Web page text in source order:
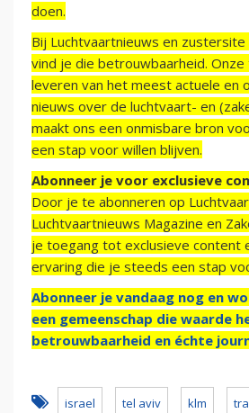
doen.
Bij Luchtvaartnieuws en zustersite
vind je die betrouwbaarheid.
leveren van het meest actuele en
nieuws over de luchtvaart- en
maakt ons een onmisbare bron
een stap voor willen blijven.
Abonneer je voor exclusieve
Door je te abonneren op
Luchtvaartnieuws Magazine en
je toegang tot exclusieve content
ervaring die je steeds een stap
Abonneer je vandaag nog en
een gemeenschap die waarde
betrouwbaarheid en échte
israel tel aviv klm